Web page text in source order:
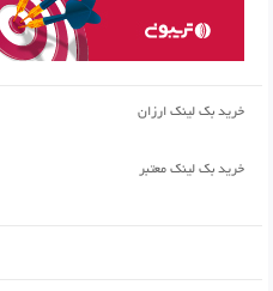
خرید بک لینک ارزان
خرید بک لینک معتبر